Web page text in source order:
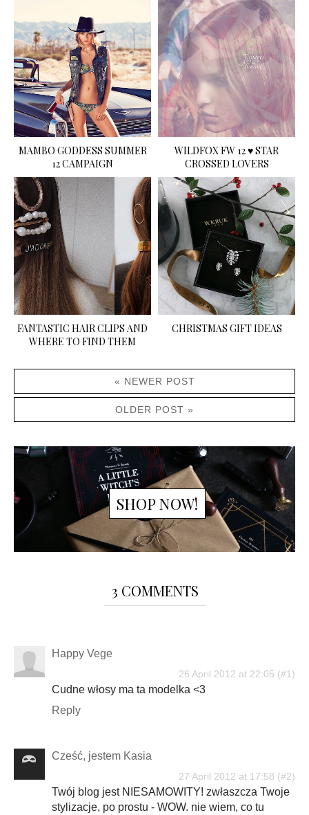
MAMBO GODDESS SUMMER
12 CAMPAIGN
WILDFOX FW 12 ♥ STAR
CROSSED LOVERS
FANTASTIC HAIR CLIPS AND
WHERE TO FIND THEM
CHRISTMAS GIFT IDEAS
« NEWER POST
OLDER POST »
SHOP NOW!
3 COMMENTS
Happy Vege
26 April 2012 at 22:05
Cudne włosy ma ta modelka <3
Reply
Cześć, jestem Kasia
27 April 2012 at 17:58
Twój blog jest NIESAMOWITY! zwłaszcza Twoje
stylizacje, po prostu - WOW. nie wiem, co tu